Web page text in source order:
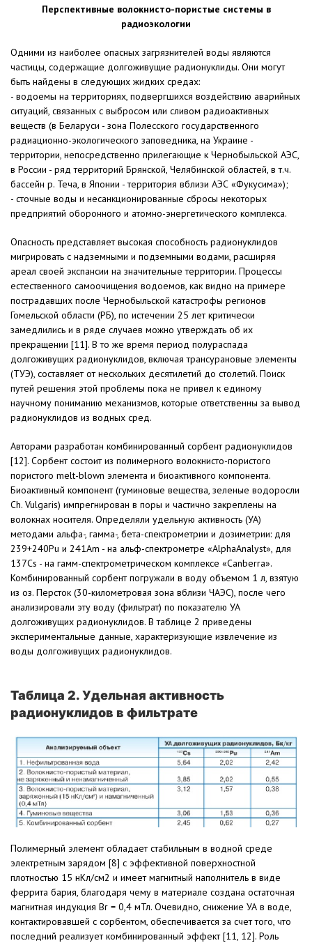
Перспективные волокнисто-пористые системы в
радиоэкологии
Одними из наиболее опасных загрязнителей воды являются
частицы, содержащие долгоживущие радионуклиды. Они могут
быть найдены в следующих жидких средах:
- водоемы на территориях, подвергшихся воздействию аварийных
ситуаций, связанных с выбросом или сливом радиоактивных
веществ (в Беларуси - зона Полесского государственного
радиационно-экологического заповедника, на Украине -
территории, непосредственно прилегающие к Чернобыльской АЭС,
в России - ряд территорий Брянской, Челябинской областей, в т.ч.
бассейн р. Теча, в Японии - территория вблизи АЭС «Фукусима»);
- сточные воды и несанкционированные сбросы некоторых
предприятий оборонного и атомно-энергетического комплекса.
Опасность представляет высокая способность радионуклидов
мигрировать с надземными и подземными водами, расширяя
ареал своей экспансии на значительные территории. Процессы
естественного самоочищения водоемов, как видно на примере
пострадавших после Чернобыльской катастрофы регионов
Гомельской области (РБ), по истечении 25 лет критически
замедлились и в ряде случаев можно утверждать об их
прекращении [11]. В то же время период полураспада
долгоживущих радионуклидов, включая трансурановые элементы
(ТУЭ), составляет от нескольких десятилетий до столетий. Поиск
путей решения этой проблемы пока не привел к единому
научному пониманию механизмов, которые ответственны за вывод
радионуклидов из водных сред.
Авторами разработан комбинированный сорбент радионуклидов
[12]. Сорбент состоит из полимерного волокнисто-пористого
пористого melt-blown элемента и биоактивного компонента.
Биоактивный компонент (гуминовые вещества, зеленые водоросли
Ch. Vulgaris) импрегнирован в поры и частично закреплены на
волокнах носителя. Определяли удельную активность (УА)
методами альфа-, гамма-, бета-спектрометрии и дозиметрии: для
239+240Pu и 241Am - на альф-спектрометре «AlphaAnalyst», для
137Cs - на гамм-спектрометрическом комплексе «Canberra».
Комбинированный сорбент погружали в воду объемом 1 л, взятую
из оз. Персток (30-километровая зона вблизи ЧАЭС), после чего
анализировали эту воду (фильтрат) по показателю УА
долгоживущих радионуклидов. В таблице 2 приведены
экспериментальные данные, характеризующие извлечение из
воды долгоживущих радионуклидов.
Таблица 2. Удельная активность
радионуклидов в фильтрате
Полимерный элемент обладает стабильным в водной среде
электретным зарядом [8] с эффективной поверхностной
плотностью 15 нКл/см2 и имеет магнитный наполнитель в виде
феррита бария, благодаря чему в материале создана остаточная
магнитная индукция Вr = 0,4 мТл. Очевидно, снижение УА в воде,
контактировавшей с сорбентом, обеспечивается за счет того, что
последний реализует комбинированный эффект [11, 12]. Роль